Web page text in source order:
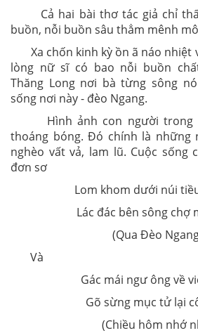
Cả hai bài thơ tác giả chỉ
buồn, nỗi buồn sâu thẳm mênh
Xa chốn kinh kỳ ồn ã náo nhiệt
lòng nữ sĩ có bao nỗi buồn
Thăng Long nơi bà từng sông
sống nơi này - đèo Ngang.
Hình ảnh con người
thoáng bóng. Đó chính là những
nghèo vất vả, lam lũ. Cuộc sống
đơn sơ
Lom khom dưới núi
Lác đác bên sông chợ
(Qua Đèo
Và
Gác mái ngư ông về
Gõ sừng mục tử lại
(Chiều hôm nhớ